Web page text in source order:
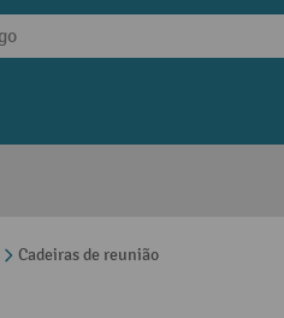
Cadeiras de reunião